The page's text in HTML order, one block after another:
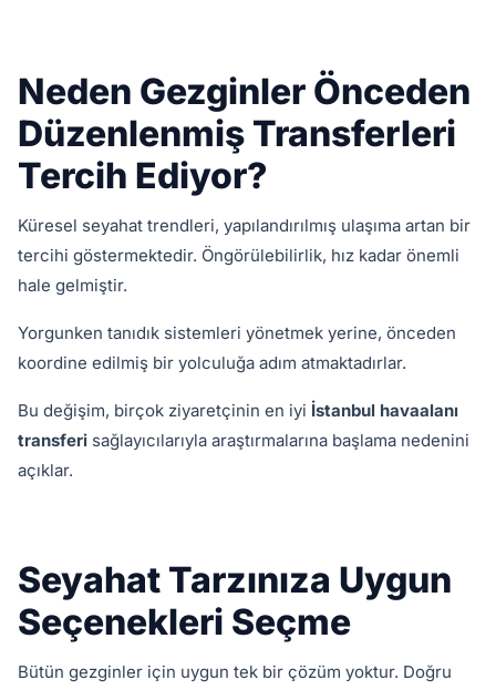
Neden Gezginler Önceden
Düzenlenmiş Transferleri
Tercih Ediyor?
Küresel seyahat trendleri, yapılandırılmış ulaşıma artan bir
tercihi göstermektedir. Öngörülebilirlik, hız kadar önemli
hale gelmiştir.
Yorgunken tanıdık sistemleri yönetmek yerine, önceden
koordine edilmiş bir yolculuğa adım atmaktadırlar.
Bu değişim, birçok ziyaretçinin en iyi İstanbul havaalanı
transferi sağlayıcılarıyla araştırmalarına başlama nedenini
açıklar.
Seyahat Tarzınıza Uygun
Seçenekleri Seçme
Bütün gezginler için uygun tek bir çözüm yoktur. Doğru